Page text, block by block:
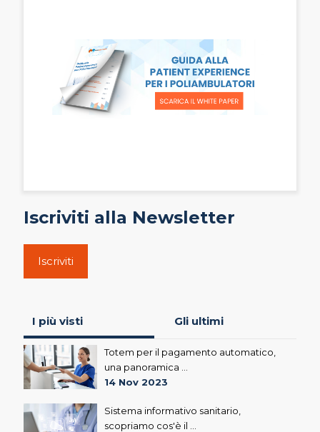
Iscriviti alla Newsletter
Iscriviti
I più visti Gli ultimi
Totem per il pagamento automatico,
una panoramica ...
14 Nov 2023
Sistema informativo sanitario,
scopriamo cos'è il ...